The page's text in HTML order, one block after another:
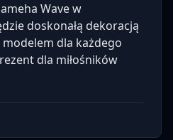
Wave w
doskonałą dekoracją
dla każdego
dla miłośników